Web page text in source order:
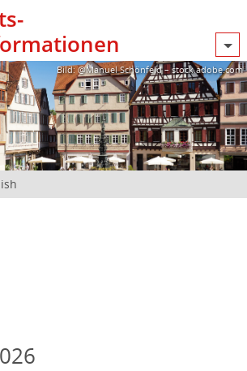
Bild: @Manuel Schönfeld – stock.adobe.com